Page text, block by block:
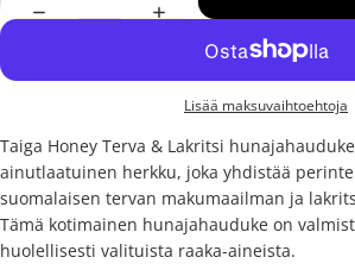
Lisää maksuvaihtoehtoja
Taiga Honey Terva & Lakritsi
ainutlaatuinen herkku, joka yhdistää
suomalaisen tervan makumaailman ja
Tämä kotimainen hunajahauduke on
huolellisesti valituista raaka-aineista.